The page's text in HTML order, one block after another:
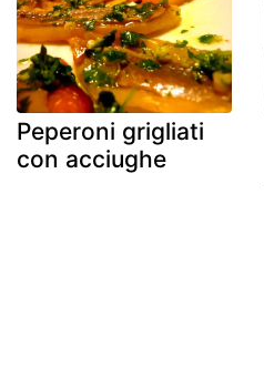
Peperoni grigliati
con acciughe